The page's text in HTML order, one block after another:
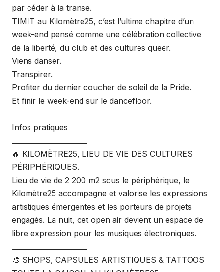
par céder à la transe.
TIMIT au Kilomètre25, c’est l’ultime chapitre d’un
week-end pensé comme une célébration collective
de la liberté, du club et des cultures queer.
Viens danser.
Transpirer.
Profiter du dernier coucher de soleil de la Pride.
Et finir le week-end sur le dancefloor.
Infos pratiques
🔥 KILOMÈTRE25, LIEU DE VIE DES CULTURES
PÉRIPHÉRIQUES.
Lieu de vie de 2 200 m2 sous le périphérique, le
Kilomètre25 accompagne et valorise les expressions
artistiques émergentes et les porteurs de projets
engagés. La nuit, cet open air devient un espace de
libre expression pour les musiques électroniques.
🎨 SHOPS, CAPSULES ARTISTIQUES & TATTOOS